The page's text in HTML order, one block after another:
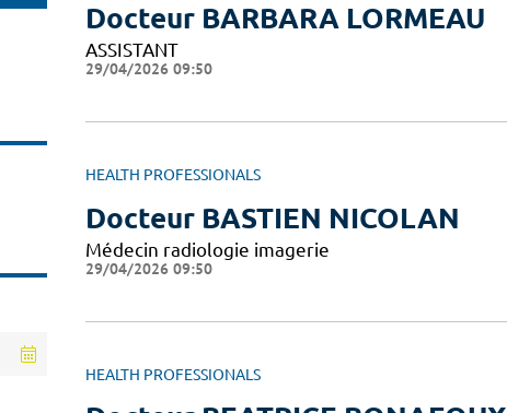
Docteur BARBARA LORMEAU
ASSISTANT
29/04/2026 09:50
HEALTH PROFESSIONALS
Docteur BASTIEN NICOLAN
Médecin radiologie imagerie
29/04/2026 09:50
HEALTH PROFESSIONALS